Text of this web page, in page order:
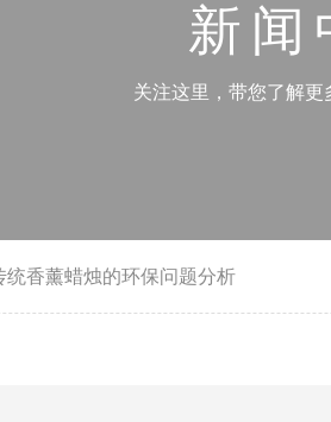
新闻
关注这里，带您了解更
统香薰蜡烛的环保问题分析